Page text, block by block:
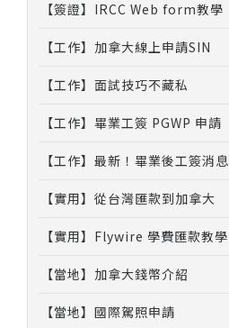
【簽證】IRCC Web form教學
【工作】加拿大線上申請SIN
【工作】面試技巧不藏私
【工作】畢業工簽 PGWP 申請
【工作】最新！畢業後工簽消息
【實用】從台灣匯款到加拿大
【實用】Flywire 學費匯款教學
【當地】加拿大錢幣介紹
【當地】國際駕照申請